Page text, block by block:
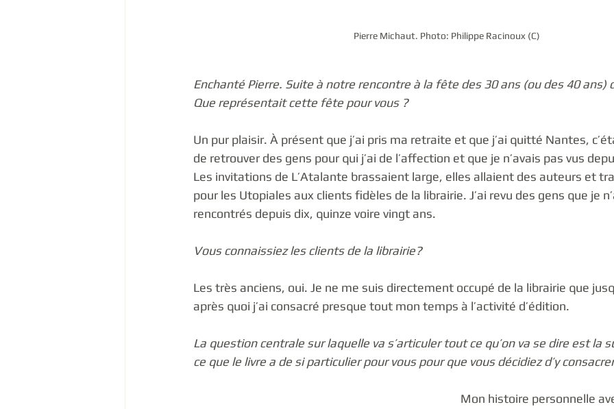
Pierre Michaut. Photo: Philippe Racinoux (C)
Enchanté Pierre. Suite à notre rencontre à la fête des 30 ans (ou des 40 ans)
Que représentait cette fête pour vous ?
Un pur plaisir. À présent que j’ai pris ma retraite et que j’ai quitté Nantes,
de retrouver des gens pour qui j’ai de l’affection et que je n’avais pas vus
Les invitations de L’Atalante brassaient large, elles allaient des auteurs et
pour les Utopiales aux clients fidèles de la librairie. J’ai revu des gens que je
rencontrés depuis dix, quinze voire vingt ans.
Vous connaissiez les clients de la librairie?
Les très anciens, oui. Je ne me suis directement occupé de la librairie que
après quoi j’ai consacré presque tout mon temps à l’activité d’édition.
La question centrale sur laquelle va s’articuler tout ce qu’on va se dire est la
ce que le livre a de si particulier pour vous pour que vous décidiez d’y
Mon histoire personnelle